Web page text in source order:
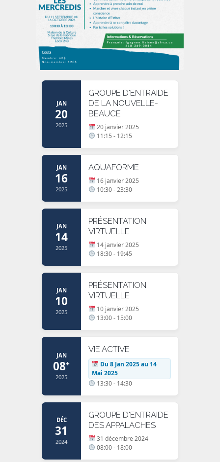
JAN
20
2025
GROUPE D'ENTRAIDE
DE LA NOUVELLE-
BEAUCE
20 janvier 2025
11:15 - 12:15
JAN
16
2025
AQUAFORME
16 janvier 2025
10:30 - 23:30
JAN
14
2025
PRÉSENTATION
VIRTUELLE
14 janvier 2025
18:30 - 19:45
JAN
10
2025
PRÉSENTATION
VIRTUELLE
10 janvier 2025
13:00 - 15:00
JAN
08+
2025
VIE ACTIVE
Du 8 Jan 2025 au 14
Mai 2025
13:30 - 14:30
DÉC
31
2024
GROUPE D'ENTRAIDE
DES APPALACHES
31 décembre 2024
08:00 - 18:00